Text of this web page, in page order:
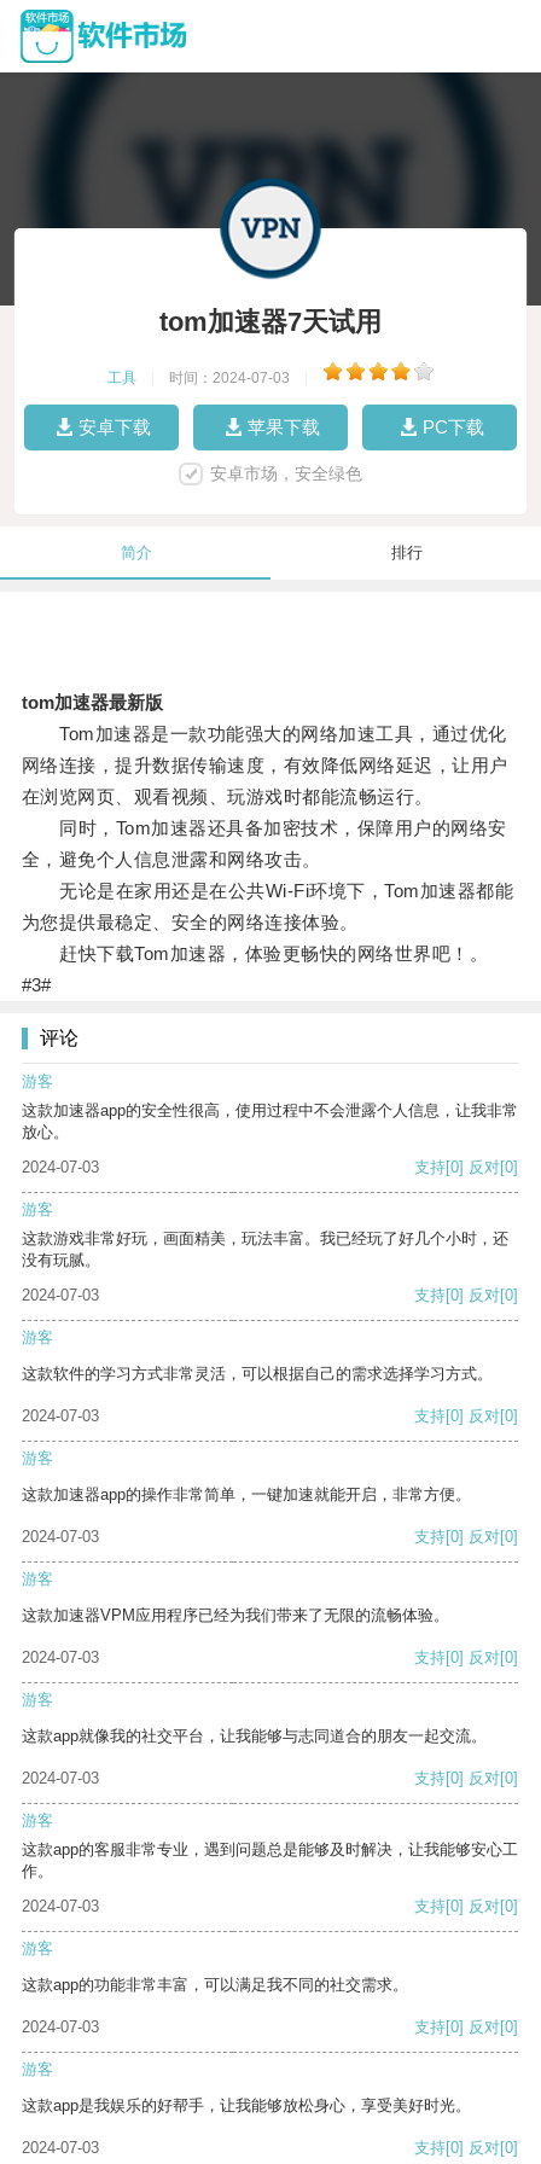
tom加速器7天试用
工具 时间：2024-07-03
安卓下载 苹果下载 PC下载
安卓市场，安全绿色
简介 排行
tom加速器最新版
Tom加速器是一款功能强大的网络加速工具，通过优化
网络连接，提升数据传输速度，有效降低网络延迟，让用户
在浏览网页、观看视频、玩游戏时都能流畅运行。
同时，Tom加速器还具备加密技术，保障用户的网络安
全，避免个人信息泄露和网络攻击。
无论是在家用还是在公共Wi-Fi环境下，Tom加速器都能
为您提供最稳定、安全的网络连接体验。
赶快下载Tom加速器，体验更畅快的网络世界吧！。
#3#
评论
游客
这款加速器app的安全性很高，使用过程中不会泄露个人信息，让我非常
放心。
2024-07-03
支持[0] 反对[0]
游客
这款游戏非常好玩，画面精美，玩法丰富。我已经玩了好几个小时，还
没有玩腻。
2024-07-03
支持[0] 反对[0]
游客
这款软件的学习方式非常灵活，可以根据自己的需求选择学习方式。
2024-07-03 支持[0] 反对[0]
游客
这款加速器app的操作非常简单，一键加速就能开启，非常方便。
2024-07-03 支持[0] 反对[0]
游客
这款加速器VPM应用程序已经为我们带来了无限的流畅体验。
2024-07-03 支持[0] 反对[0]
游客
这款app就像我的社交平台，让我能够与志同道合的朋友一起交流。
2024-07-03 支持[0] 反对[0]
游客
这款app的客服非常专业，遇到问题总是能够及时解决，让我能够安心工
作。
2024-07-03
支持[0] 反对[0]
游客
这款app的功能非常丰富，可以满足我不同的社交需求。
2024-07-03 支持[0] 反对[0]
游客
这款app是我娱乐的好帮手，让我能够放松身心，享受美好时光。
2024-07-03 支持[0] 反对[0]